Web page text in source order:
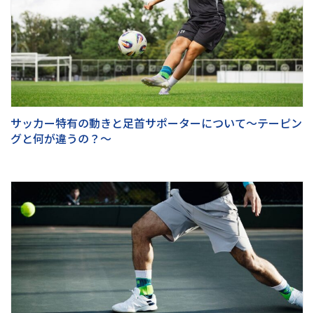
サッカー特有の動きと足首サポーターについて～テーピン
グと何が違うの？～